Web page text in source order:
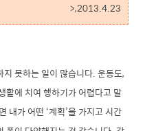
>,2013.4.23
못하는 일이 많습니다. 운동도,
활에 치여 행하기가 어렵다고 말
내가 어떤 ‘계획’을 가지고 시간